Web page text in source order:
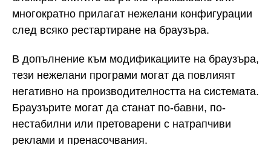
многократно прилагат нежелани конфигурации
след всяко рестартиране на браузъра.
В допълнение към модификациите на браузъра,
тези нежелани програми могат да повлияят
негативно на производителността на системата.
Браузърите могат да станат по-бавни, по-
нестабилни или претоварени с натрапчиви
реклами и пренасочвания.